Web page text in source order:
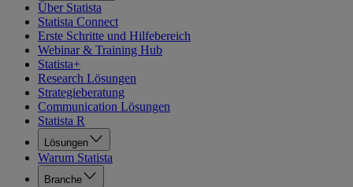
Über Statista
Statista Connect
Erste Schritte und Hilfebereich
Webinar & Training Hub
Statista+
Research Lösungen
Strategieberatung
Communication Lösungen
Statista R
Lösungen
Warum Statista
Branche